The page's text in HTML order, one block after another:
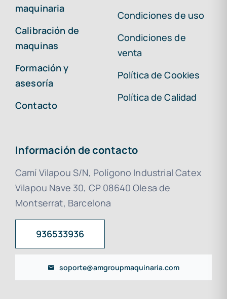
maquinaria
Calibración de
maquinas
Formación y
asesoría
Contacto
Condiciones de uso
Condiciones de
venta
Política de Cookies
Política de Calidad
Información de contacto
Camí Vilapou S/N, Polígono Industrial Catex
Vilapou Nave 30, CP 08640 Olesa de
Montserrat, Barcelona
936533936
soporte@amgroupmaquinaria.com